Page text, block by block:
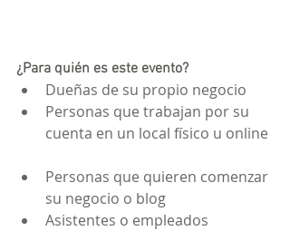
¿Para quién es este evento?
Dueñas de su propio negocio
Personas que trabajan por su
cuenta en un local físico u online
Personas que quieren comenzar
su negocio o blog
Asistentes o empleados